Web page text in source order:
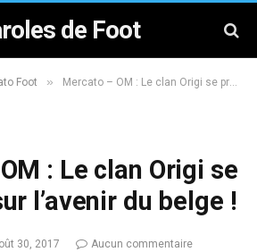
de Foot
Foot » Mercato – OM : Le clan Origi se prononce sur l’avenir du belge !
: Le clan Origi se
l’avenir du belge !
30, 2017
Aucun commentaire